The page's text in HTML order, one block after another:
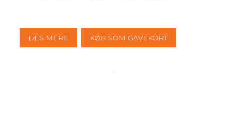
LÆS MERE KØB SOM GAVEKORT